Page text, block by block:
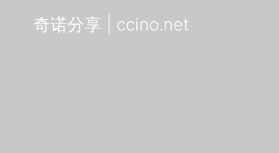
奇诺分享 | ccino.net